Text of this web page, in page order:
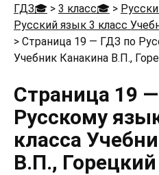
ГДЗ🎓 > 3 класс🎓 >
Русский язык 3 класс
> Страница 19 — ГДЗ по
Учебник Канакина В.П.,
Страница 19
Русскому
класса
В.П., Горецкий